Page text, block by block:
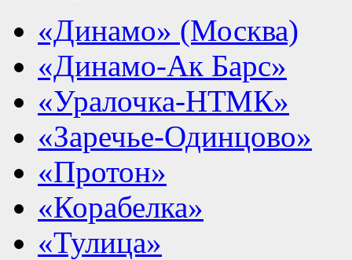
«Динамо» (Москва)
«Динамо-Ак Барс»
«Уралочка-НТМК»
«Заречье-Одинцово»
«Протон»
«Корабелка»
«Тулица»